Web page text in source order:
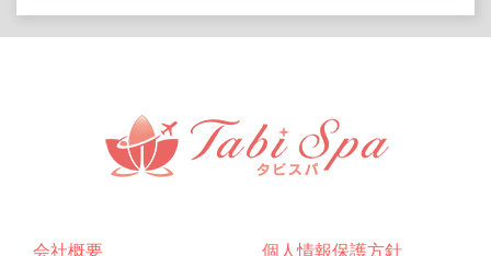
会社概要 個人情報保護方針